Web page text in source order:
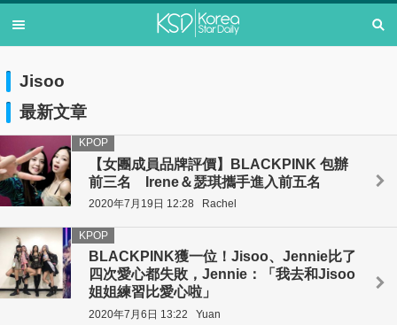
Jisoo
最新文章
【女團成員品牌評價】BLACKPINK 包辦
前三名 Irene＆瑟琪攜手進入前五名
KPOP
2020年7月19日 12:28 Rachel
BLACKPINK獲一位！Jisoo、Jennie比了
四次愛心都失敗，Jennie：「我去和Jisoo
姐姐練習比愛心啦」
KPOP
2020年7月6日 13:22 Yuan